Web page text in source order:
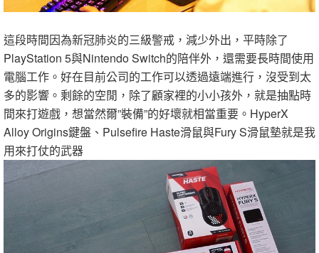
這段時間因為新冠肺炎的三級警戒，減少外出，平時除了
PlayStation 5與Nintendo Switch的陪伴外，還需要長時間使用
電腦工作。好在目前公司的工作可以透過遠端進行，沒受到太
多的影響。剩餘的空閒，除了顧家裡的小小孩外，就是抽點時
間來打遊戲，想當然爾”裝備”的好壞就相當重要。HyperX
Alloy Origins鍵盤、Pulsefire Haste滑鼠與Fury S滑鼠墊就是我
用來打仗的武器